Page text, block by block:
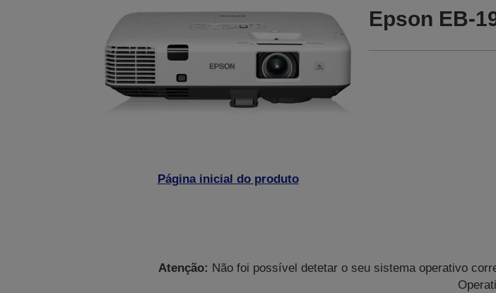
Página inicial do produto
Epson EB-
Atenção: Não foi possível detetar o seu sistema operativo